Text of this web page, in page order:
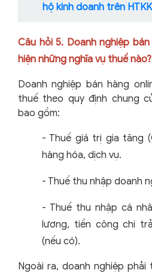
hộ kinh doanh trên
Câu hỏi 5. Doanh nghiệp
hiện những nghĩa vụ thuế nào?
Doanh nghiệp bán hàng
thuế theo quy định chung
bao gồm:
- Thuế giá trị gia tăng
hàng hóa, dịch vụ.
- Thuế thu nhập doanh
- Thuế thu nhập cá
lương, tiền công chi
(nếu có).
Ngoài ra, doanh nghiệp